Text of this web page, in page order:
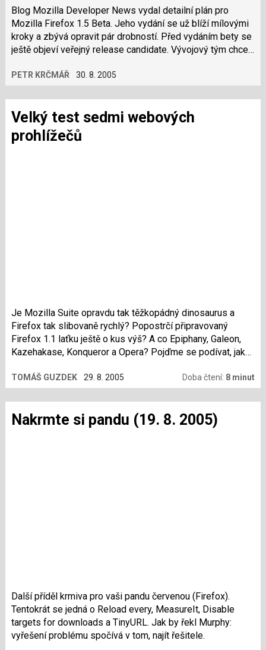
Blog Mozilla Developer News vydal detailní plán pro
Mozilla Firefox 1.5 Beta. Jeho vydání se už blíží mílovými
kroky a zbývá opravit pár drobností. Před vydáním bety se
ještě objeví veřejný release candidate. Vývojový tým chce
PETR KRČMÁŘ 30. 8. 2005
Velký test sedmi webových
prohlížečů
Je Mozilla Suite opravdu tak těžkopádný dinosaurus a
Firefox tak slibovaně rychlý? Popostrčí připravovaný
Firefox 1.1 laťku ještě o kus výš? A co Epiphany, Galeon,
Kazehakase, Konqueror a Opera? Pojďme se podívat, jak
unikátní test sedmi alternativních prohlížečů.
TOMÁŠ GUZDEK 29. 8. 2005 Doba čtení: 8 minut
Nakrmte si pandu (19. 8. 2005)
Další příděl krmiva pro vaši pandu červenou (Firefox).
Tentokrát se jedná o Reload every, MeasureIt, Disable
targets for downloads a TinyURL. Jak by řekl Murphy:
vyřešení problému spočívá v tom, najít řešitele.